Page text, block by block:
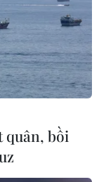
quân, bồi